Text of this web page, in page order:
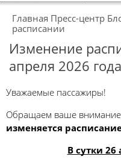
Главная Пресс-центр
расписании
Изменение
апреля 2026 года
Уважаемые пассажиры!
Обращаем ваше
изменяется
В сутки 26